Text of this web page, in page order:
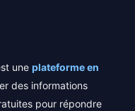
une plateforme en
des informations
pour répondre